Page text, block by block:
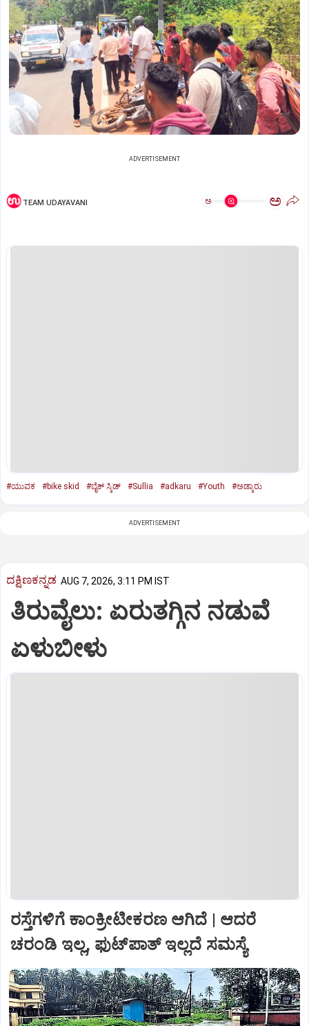
ADVERTISEMENT
TEAM UDAYAVANI ಅ ಅ
#ಯುವಕ #bike skid #ಬೈಕ್‌ ಸ್ಕಿಡ್‌ #Sullia #adkaru #Youth #ಅಡ್ಕಾರು
ADVERTISEMENT
ದಕ್ಷಿಣಕನ್ನಡ AUG 7, 2026, 3:11 PM IST
ತಿರುವೈಲು: ಏರುತಗ್ಗಿನ ನಡುವೆ
ಏಳುಬೀಳು
ರಸ್ತೆಗಳಿಗೆ ಕಾಂಕ್ರೀಟೀಕರಣ ಆಗಿದೆ | ಆದರೆ
ಚರಂಡಿ ಇಲ್ಲ, ಫುಟ್‌ಪಾತ್‌ ಇಲ್ಲದೆ ಸಮಸ್ಯೆ